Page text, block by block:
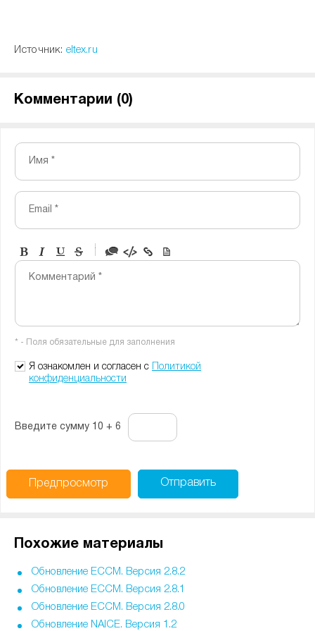
Источник: eltex.ru
Комментарии (0)
Имя *
Email *
-
-
-
-
Комментарий *
* - Поля обязательные для заполнения
Я ознакомлен и согласен с
Политикой
конфиденциальности
Введите сумму 10 + 6
Предпросмотр Отправить
Похожие материалы
Обновление ECCM. Версия 2.8.2
Обновление ECCM. Версия 2.8.1
Обновление ECCM. Версия 2.8.0
Обновление NAICE. Версия 1.2